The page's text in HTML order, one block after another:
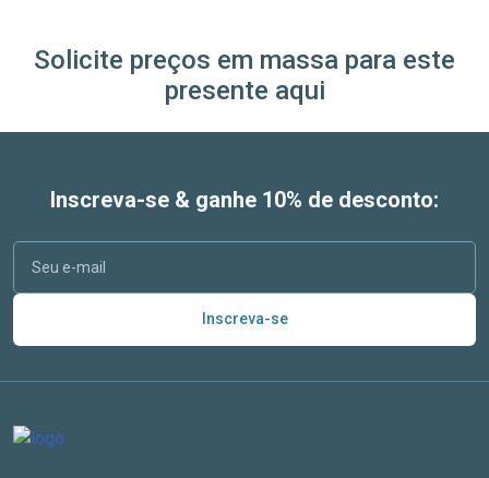
Solicite preços em massa para este
presente aqui
Inscreva-se & ganhe 10% de desconto:
Inscreva-se